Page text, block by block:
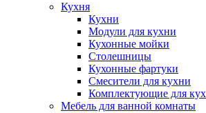
Кухня
Кухни
Модули для кухни
Кухонные мойки
Столешницы
Кухонные фартуки
Смесители для кухни
Комплектующие для
Мебель для ванной комнаты